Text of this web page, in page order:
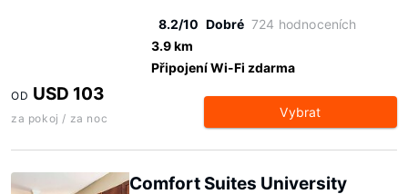
8.2/10 Dobré 724 hodnoceních
3.9 km
Připojení Wi-Fi zdarma
OD USD 103
za pokoj / za noc Vybrat
Comfort Suites University